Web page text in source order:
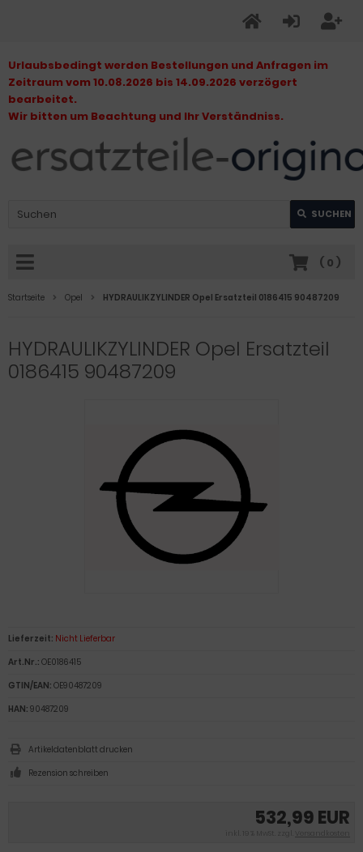
Urlaubsbedingt werden Bestellungen und Anfragen im
Zeitraum vom 10.08.2026 bis 14.09.2026 verzögert
bearbeitet.
Wir bitten um Beachtung und Ihr Verständniss.
SUCHEN
( 0 )
Startseite Opel HYDRAULIKZYLINDER Opel Ersatzteil 0186415 90487209
HYDRAULIKZYLINDER Opel Ersatzteil
0186415 90487209
532,99 EUR
inkl. 19 % MwSt. zzgl. Versandkosten
Lieferzeit: Nicht Lieferbar
Art.Nr.: OE0186415
GTIN/EAN: OE90487209
HAN: 90487209
Artikeldatenblatt drucken
Rezension schreiben